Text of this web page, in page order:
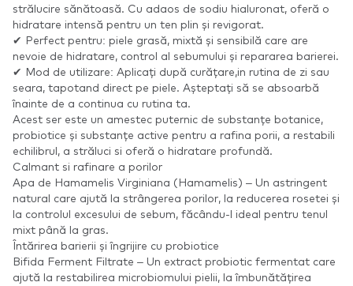
strălucire sănătoasă. Cu adaos de sodiu hialuronat, oferă o
hidratare intensă pentru un ten plin și revigorat.
✔ Perfect pentru: piele grasă, mixtă și sensibilă care are
nevoie de hidratare, control al sebumului și repararea barierei.
✔ Mod de utilizare: Aplicați după curățare,in rutina de zi sau
seara, tapotand direct pe piele. Așteptați să se absoarbă
înainte de a continua cu rutina ta.
Acest ser este un amestec puternic de substanțe botanice,
probiotice și substanțe active pentru a rafina porii, a restabili
echilibrul, a străluci si oferă o hidratare profundă.
Calmant si rafinare a porilor
Apa de Hamamelis Virginiana (Hamamelis) – Un astringent
natural care ajută la strângerea porilor, la reducerea rosetei și
la controlul excesului de sebum, făcându-l ideal pentru tenul
mixt până la gras.
Întărirea barierii și îngrijire cu probiotice
Bifida Ferment Filtrate – Un extract probiotic fermentat care
ajută la restabilirea microbiomului pielii, la îmbunătățirea